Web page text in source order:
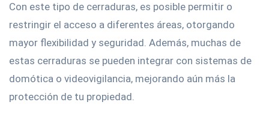
Con este tipo de cerraduras, es posible permitir o
restringir el acceso a diferentes áreas, otorgando
mayor flexibilidad y seguridad. Además, muchas de
estas cerraduras se pueden integrar con sistemas de
domótica o videovigilancia, mejorando aún más la
protección de tu propiedad.